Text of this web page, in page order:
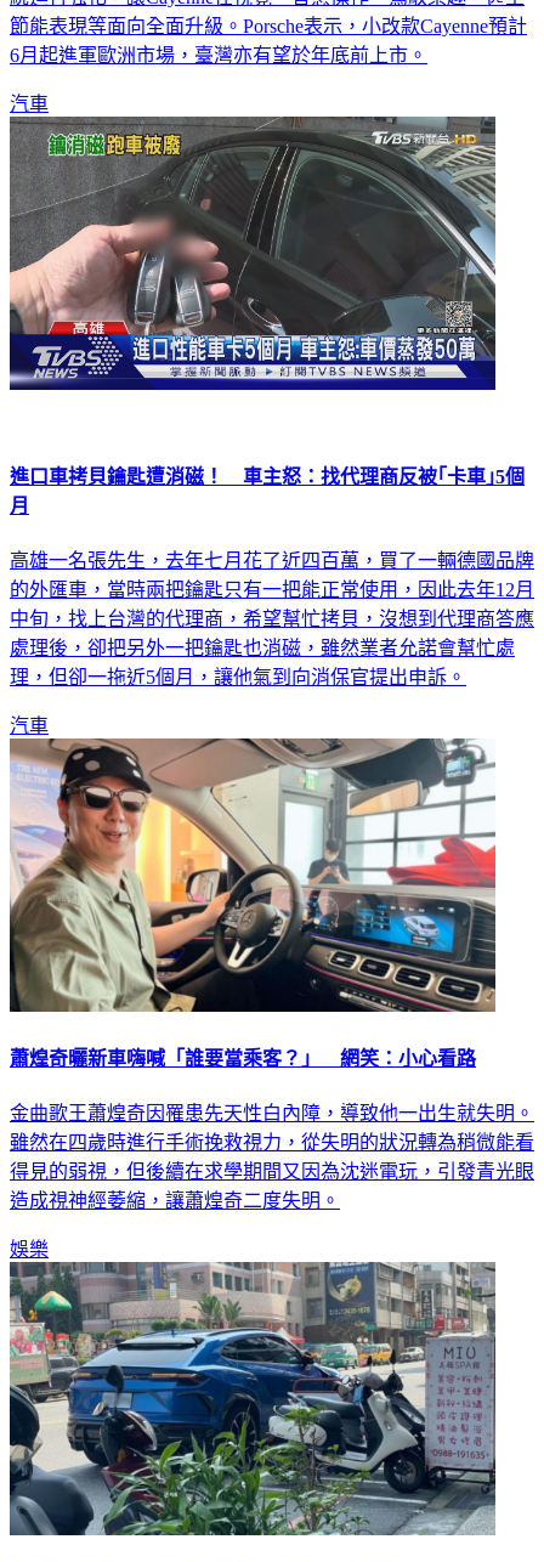
節能表現等面向全面升級。Porsche表示，小改款Cayenne預計
6月起進軍歐洲市場，臺灣亦有望於年底前上市。
汽車
進口車拷貝鑰匙遭消磁！ 車主怒：找代理商反被｢卡車｣5個
月
高雄一名張先生，去年七月花了近四百萬，買了一輛德國品牌
的外匯車，當時兩把鑰匙只有一把能正常使用，因此去年12月
中旬，找上台灣的代理商，希望幫忙拷貝，沒想到代理商答應
處理後，卻把另外一把鑰匙也消磁，雖然業者允諾會幫忙處
理，但卻一拖近5個月，讓他氣到向消保官提出申訴。
汽車
蕭煌奇曬新車嗨喊「誰要當乘客？」 網笑：小心看路
金曲歌王蕭煌奇因罹患先天性白內障，導致他一出生就失明。
雖然在四歲時進行手術挽救視力，從失明的狀況轉為稍微能看
得見的弱視，但後續在求學期間又因為沈迷電玩，引發青光眼
造成視神經萎縮，讓蕭煌奇二度失明。
娛樂